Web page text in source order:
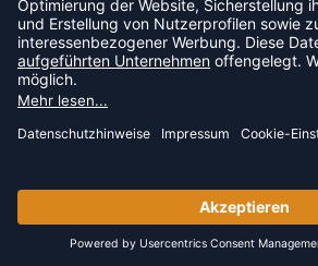
JETZT ANMELDEN